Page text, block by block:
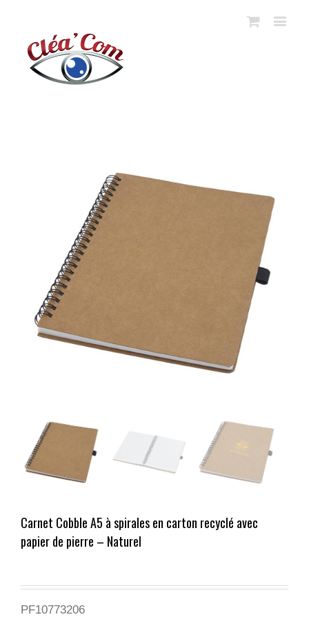
Carnet Cobble A5 à spirales en carton recyclé avec
papier de pierre – Naturel
PF10773206